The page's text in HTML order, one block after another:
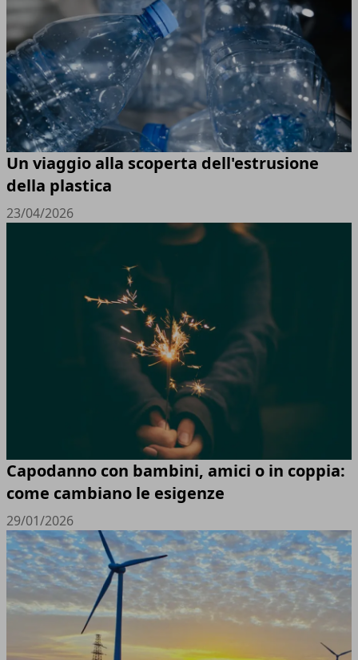
Un viaggio alla scoperta dell'estrusione
della plastica
23/04/2026
Capodanno con bambini, amici o in coppia:
come cambiano le esigenze
29/01/2026